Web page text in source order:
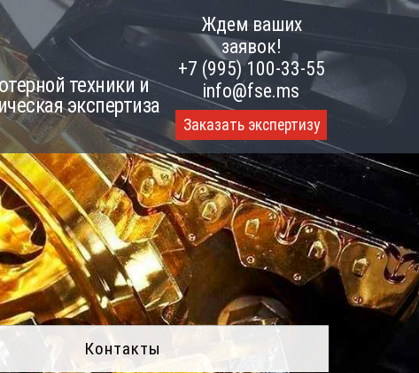
техники и
экспертиза
Ждем ваших
заявок!
+7 (995) 100-33-55
info@fse.ms
Заказать экспертизу
Контакты